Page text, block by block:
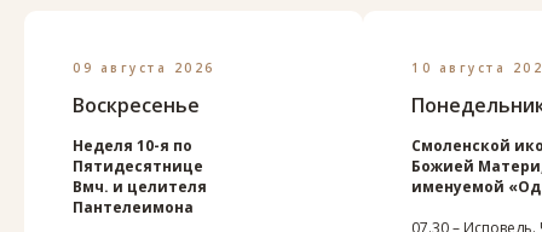
09 августа 2026
Воскресенье
Неделя 10-я по
Пятидесятнице
Вмч. и целителя
Пантелеимона
10 августа
Смоленской
Божией
именуемой